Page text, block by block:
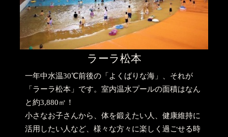
ラーラ松本
一年中水温30℃前後の「よくばりな海」、それが
「ラーラ松本」です。室内温水プールの面積はなん
と約3,880㎡！
小さなお子さんから、体を鍛えたい人、健康維持に
活用したい人など、様々な方々に楽しく過ごせる時